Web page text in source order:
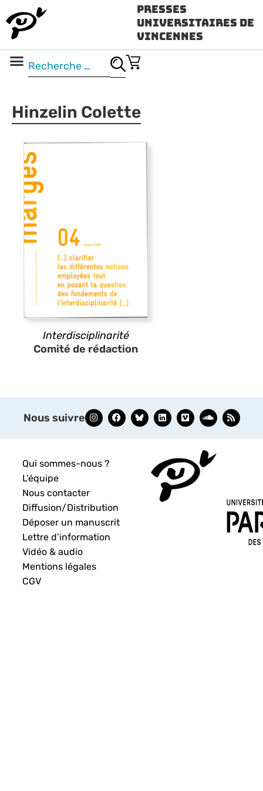
Presses
Universitaires de
Vincennes
Hinzelin Colette
Interdisciplinarité
Comité de rédaction
Nous suivre
Qui sommes-nous ?
L’équipe
Nous contacter
Diffusion/Distribution
Déposer un manuscrit
Lettre d’information
Vidéo & audio
Mentions légales
CGV